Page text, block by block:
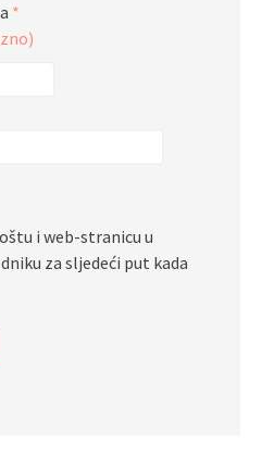
*
i web-stranicu u
za sljedeći put kada